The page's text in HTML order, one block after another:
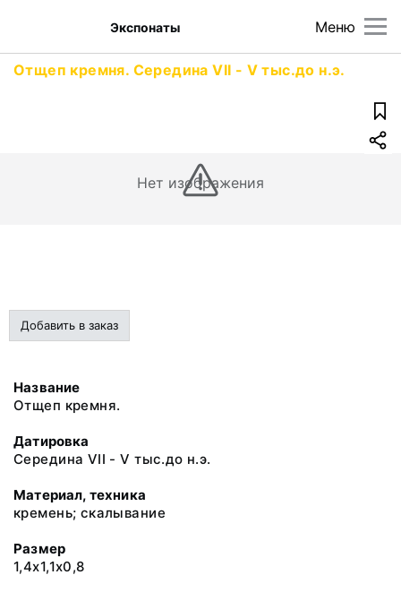
Меню
Экспонаты
Отщеп кремня. Середина VII - V тыс.до н.э.
Нет изображения
Добавить в заказ
Название
Отщеп кремня.
Датировка
Середина VII - V тыс.до н.э.
Материал, техника
кремень; скалывание
Размер
1,4х1,1х0,8